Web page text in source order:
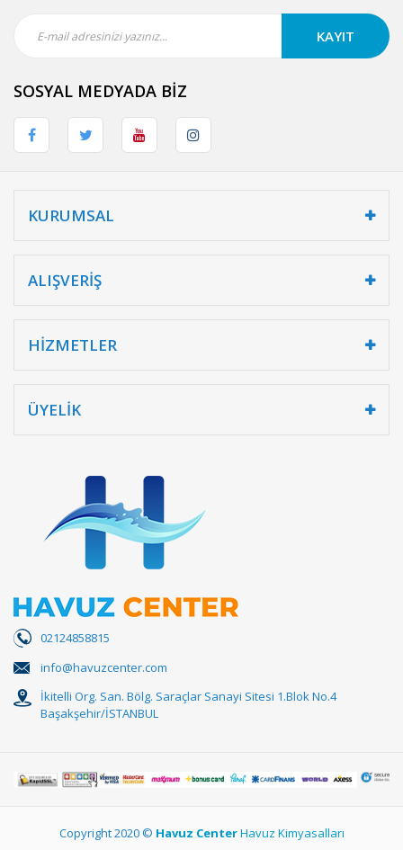
KAYIT
SOSYAL MEDYADA BİZ
KURUMSAL
ALIŞVERİŞ
HİZMETLER
ÜYELİK
02124858815
info@havuzcenter.com
İkitelli Org. San. Bölg. Saraçlar Sanayi Sitesi 1.Blok No.4
Başakşehir/İSTANBUL
Copyright 2020 © Havuz CenterHavuz Kimyasalları